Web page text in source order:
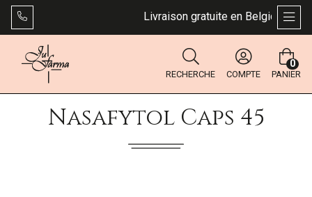
Livraison gratuite en Belgique dès
RECHERCHE COMPTE PANIER
0
Nasafytol Caps 45